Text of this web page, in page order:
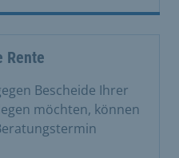
Rente
Bescheide Ihrer
möchten, können